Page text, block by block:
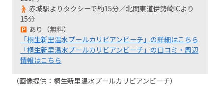
赤城駅よりタクシーで約15分／北関東道伊勢崎ICより
15分
あり（無料）
「桐生新里温水プールカリビアンビーチ」の詳細はこちら
「桐生新里温水プールカリビアンビーチ」の口コミ・周辺
情報はこちら
（画像提供：桐生新里温水プールカリビアンビーチ）